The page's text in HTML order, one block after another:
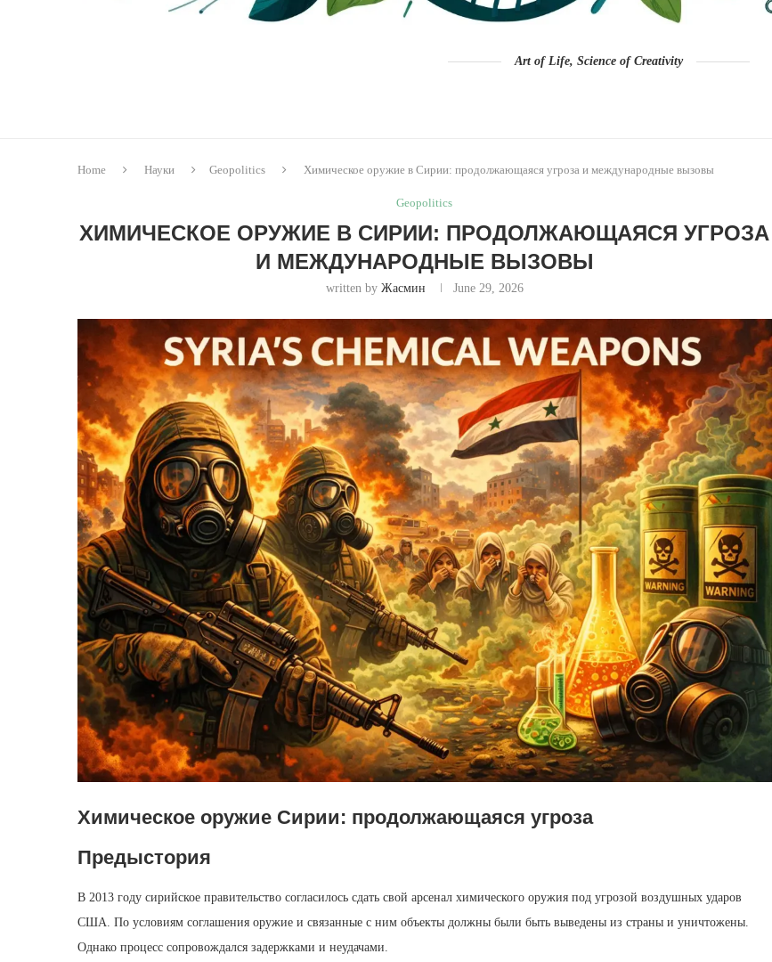
Art of Life, Science of Creativity
Home Науки Geopolitics Химическое оружие в Сирии: продолжающаяся угроза и международные вызовы
Geopolitics
ХИМИЧЕСКОЕ ОРУЖИЕ В СИРИИ: ПРОДОЛЖАЮЩАЯСЯ УГРОЗА
И МЕЖДУНАРОДНЫЕ ВЫЗОВЫ
written by Жасмин June 29, 2026
Химическое оружие Сирии: продолжающаяся угроза
Предыстория
В 2013 году сирийское правительство согласилось сдать свой арсенал химического оружия под угрозой воздушных ударов
США. По условиям соглашения оружие и связанные с ним объекты должны были быть выведены из страны и уничтожены.
Однако процесс сопровождался задержками и неудачами.